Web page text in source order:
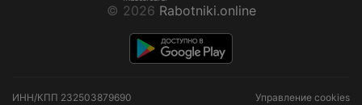
© 2026 Rabotniki.online
ИНН/КПП 232503879690 Управление cookies